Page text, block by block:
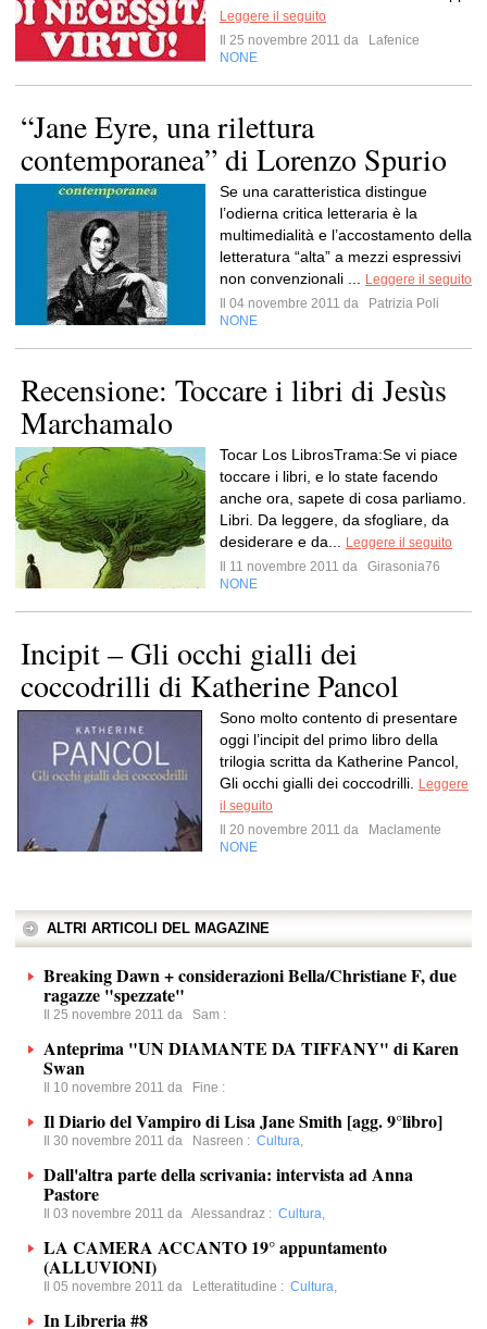
Leggere il seguito
Il 25 novembre 2011 da
Lafenice
NONE
“Jane Eyre, una rilettura
contemporanea” di Lorenzo Spurio
Se una caratteristica distingue
l’odierna critica letteraria è la
multimedialità e l’accostamento della
letteratura “alta” a mezzi espressivi
non convenzionali ...
Leggere il seguito
Il 04 novembre 2011 da
Patrizia Poli
NONE
Recensione: Toccare i libri di Jesùs
Marchamalo
Tocar Los LibrosTrama:Se vi piace
toccare i libri, e lo state facendo
anche ora, sapete di cosa parliamo.
Libri. Da leggere, da sfogliare, da
desiderare e da...
Leggere il seguito
Il 11 novembre 2011 da
Girasonia76
NONE
Incipit – Gli occhi gialli dei
coccodrilli di Katherine Pancol
Sono molto contento di presentare
oggi l’incipit del primo libro della
trilogia scritta da Katherine Pancol,
Gli occhi gialli dei coccodrilli.
Leggere
il seguito
Il 20 novembre 2011 da
Maclamente
NONE
ALTRI ARTICOLI DEL MAGAZINE
Breaking Dawn + considerazioni Bella/Christiane F, due
ragazze "spezzate"
Il 25 novembre 2011 da Sam :
Anteprima "UN DIAMANTE DA TIFFANY" di Karen
Swan
Il 10 novembre 2011 da Fine :
Il Diario del Vampiro di Lisa Jane Smith [agg. 9°libro]
Il 30 novembre 2011 da Nasreen : Cultura,
Dall'altra parte della scrivania: intervista ad Anna
Pastore
Il 03 novembre 2011 da Alessandraz : Cultura,
LA CAMERA ACCANTO 19° appuntamento
(ALLUVIONI)
Il 05 novembre 2011 da Letteratitudine : Cultura,
In Libreria #8